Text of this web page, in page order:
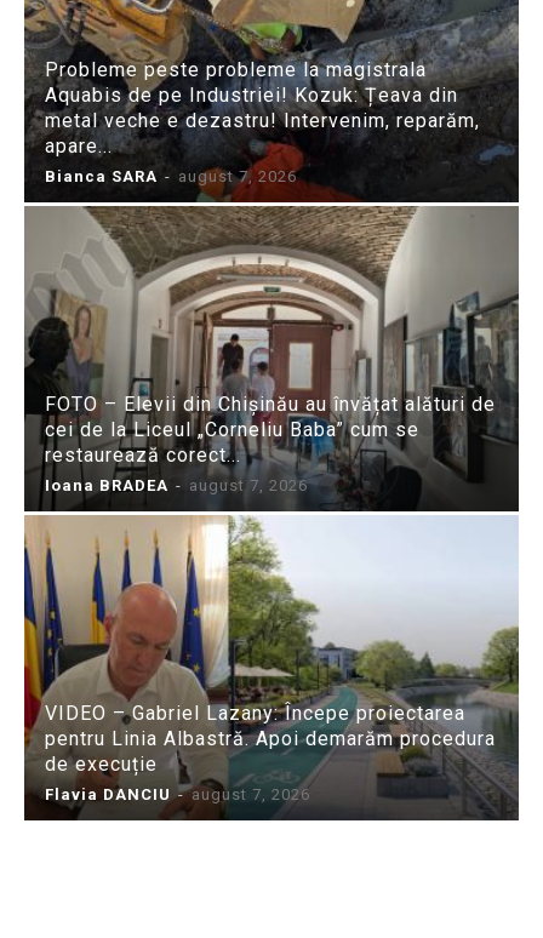
Probleme peste probleme la magistrala
Aquabis de pe Industriei! Kozuk: Țeava din
metal veche e dezastru! Intervenim, reparăm,
apare...
Bianca SARA - august 7, 2026
FOTO – Elevii din Chișinău au învățat alături de
cei de la Liceul „Corneliu Baba” cum se
restaurează corect...
Ioana BRADEA - august 7, 2026
VIDEO – Gabriel Lazany: Începe proiectarea
pentru Linia Albastră. Apoi demarăm procedura
de execuție
Flavia DANCIU - august 7, 2026